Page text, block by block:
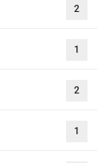
2
1
2
1